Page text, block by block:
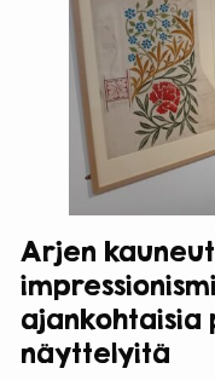
Arjen
ajankohtaisia
näyttelyitä